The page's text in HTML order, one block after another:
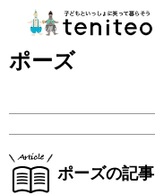
ポーズ
ポーズの記事